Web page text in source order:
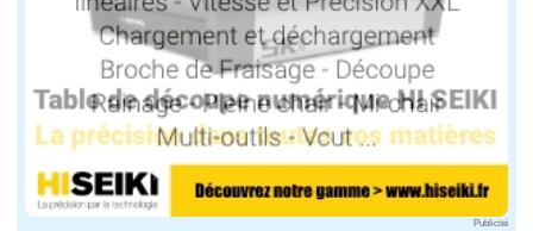
Publicité